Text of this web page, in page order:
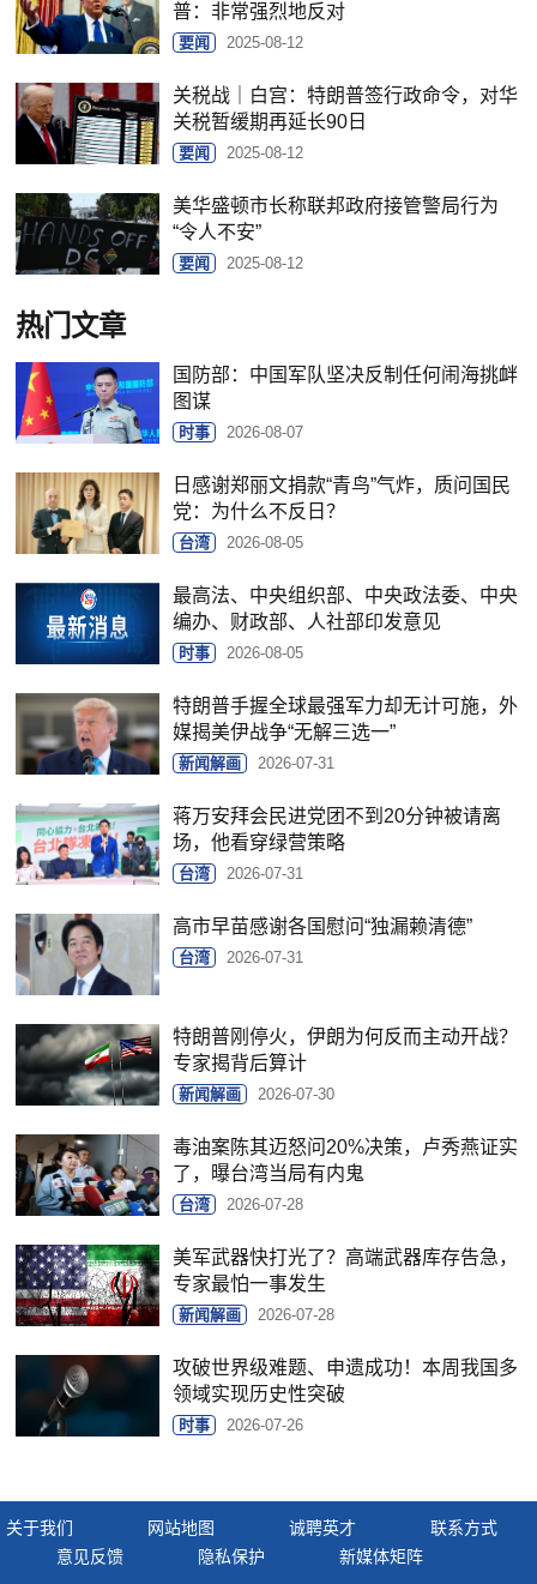
普：非常强烈地反对
要闻 2025-08-12
关税战｜白宫：特朗普签行政命令，对华
关税暂缓期再延长90日
要闻 2025-08-12
美华盛顿市长称联邦政府接管警局行为
“令人不安”
要闻 2025-08-12
热门文章
国防部：中国军队坚决反制任何闹海挑衅
图谋
时事 2026-08-07
日感谢郑丽文捐款“青鸟”气炸，质问国民
党：为什么不反日？
台湾 2026-08-05
最高法、中央组织部、中央政法委、中央
编办、财政部、人社部印发意见
时事 2026-08-05
特朗普手握全球最强军力却无计可施，外
媒揭美伊战争“无解三选一”
新闻解画 2026-07-31
蒋万安拜会民进党团不到20分钟被请离
场，他看穿绿营策略
台湾 2026-07-31
高市早苗感谢各国慰问“独漏赖清德”
台湾 2026-07-31
特朗普刚停火，伊朗为何反而主动开战？
专家揭背后算计
新闻解画 2026-07-30
毒油案陈其迈怒问20%决策，卢秀燕证实
了，曝台湾当局有内鬼
台湾 2026-07-28
美军武器快打光了？高端武器库存告急，
专家最怕一事发生
新闻解画 2026-07-28
攻破世界级难题、申遗成功！本周我国多
领域实现历史性突破
时事 2026-07-26
关于我们 网站地图 诚聘英才
联系方式
意见反馈
隐私保护 新媒体矩阵